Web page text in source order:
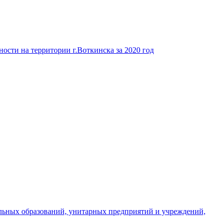
на территории г.Воткинска за 2020 год
образований, унитарных предприятий и учреждений,